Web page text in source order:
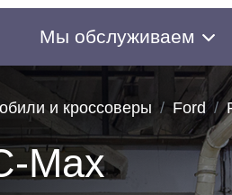
Мы обслуживаем
и кроссоверы Ford
Max